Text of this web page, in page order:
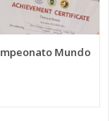
Mundo